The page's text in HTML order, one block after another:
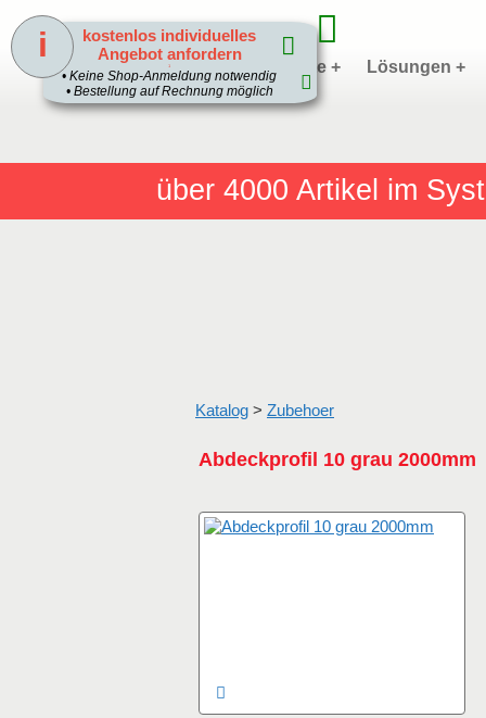
über 4000 Artikel im
Home Produkte + Lösungen +
Katalog > Zubehoer
Abdeckprofil 10 grau 2000mm
kostenlos individuelles
Angebot anfordern
1
• Keine Shop-Anmeldung notwendig
• Bestellung auf Rechnung möglich
i